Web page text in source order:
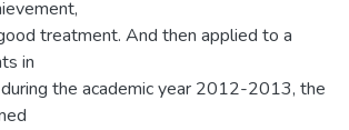
treatment. And then applied to a
in
the academic year 2012-2013, the